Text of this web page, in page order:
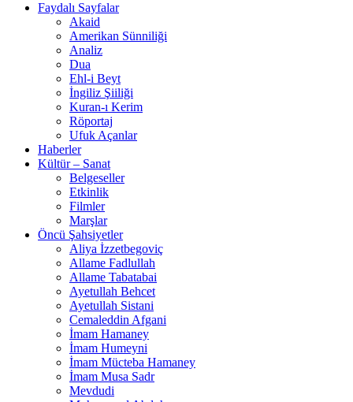
Faydalı Sayfalar
Akaid
Amerikan Sünniliği
Analiz
Dua
Ehl-i Beyt
İngiliz Şiiliği
Kuran-ı Kerim
Röportaj
Ufuk Açanlar
Haberler
Kültür – Sanat
Belgeseller
Etkinlik
Filmler
Marşlar
Öncü Şahsiyetler
Aliya İzzetbegoviç
Allame Fadlullah
Allame Tabatabai
Ayetullah Behcet
Ayetullah Sistani
Cemaleddin Afgani
İmam Hamaney
İmam Humeyni
İmam Mücteba Hamaney
İmam Musa Sadr
Mevdudi